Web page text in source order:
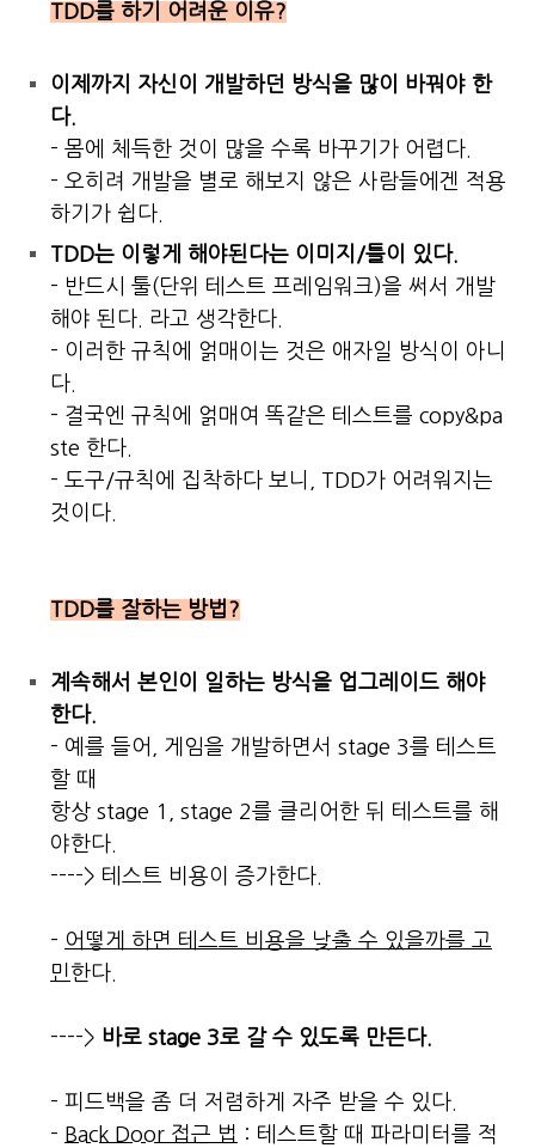
TDD를 하기 어려운 이유?
이제까지 자신이 개발하던 방식을 많이 바꿔야 한
다.
- 몸에 체득한 것이 많을 수록 바꾸기가 어렵다.
- 오히려 개발을 별로 해보지 않은 사람들에겐 적용
하기가 쉽다.
TDD는 이렇게 해야된다는 이미지/틀이 있다.
- 반드시 툴(단위 테스트 프레임워크)을 써서 개발
해야 된다. 라고 생각한다.
- 이러한 규칙에 얽매이는 것은 애자일 방식이 아니
다.
- 결국엔 규칙에 얽매여 똑같은 테스트를 copy&pa
ste 한다.
- 도구/규칙에 집착하다 보니, TDD가 어려워지는
것이다.
TDD를 잘하는 방법?
계속해서 본인이 일하는 방식을 업그레이드 해야
한다.
- 예를 들어, 게임을 개발하면서 stage 3를 테스트
할 때
항상 stage 1, stage 2를 클리어한 뒤 테스트를 해
야한다.
----> 테스트 비용이 증가한다.
- 어떻게 하면 테스트 비용을 낮출 수 있을까를 고
민한다.
----> 바로 stage 3로 갈 수 있도록 만든다.
- 피드백을 좀 더 저렴하게 자주 받을 수 있다.
- Back Door 접근 법 : 테스트할 때 파라미터를 적